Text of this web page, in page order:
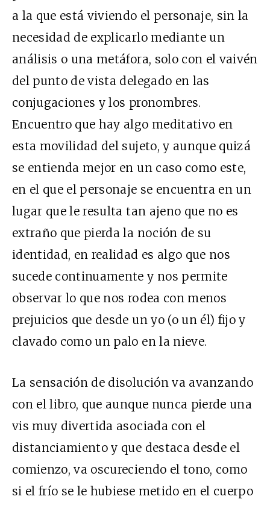
a la que está viviendo el personaje, sin la
necesidad de explicarlo mediante un
análisis o una metáfora, solo con el vaivén
del punto de vista delegado en las
conjugaciones y los pronombres.
Encuentro que hay algo meditativo en
esta movilidad del sujeto, y aunque quizá
se entienda mejor en un caso como este,
en el que el personaje se encuentra en un
lugar que le resulta tan ajeno que no es
extraño que pierda la noción de su
identidad, en realidad es algo que nos
sucede continuamente y nos permite
observar lo que nos rodea con menos
prejuicios que desde un yo (o un él) fijo y
clavado como un palo en la nieve.
La sensación de disolución va avanzando
con el libro, que aunque nunca pierde una
vis muy divertida asociada con el
distanciamiento y que destaca desde el
comienzo, va oscureciendo el tono, como
si el frío se le hubiese metido en el cuerpo